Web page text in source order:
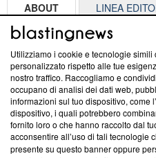
ABOUT LINEA
Questa sezione offre
News, sui nostri processi
creare news di qualità. Inoltre,
‘Trust Project - News with
ancora membro del
parte; Trust Project non ha
conformità agli standard.
Utilizziamo i cookie e tecnologie
personalizzato rispetto alle tue
nostro traffico. Raccogliamo e
occupano di analisi dei dati web,
informazioni sul tuo dispositivo, come
dispositivo, i quali potrebbero
fornito loro o che hanno raccolto dal
acconsentire all’uso di tali tecnologie
presente su questo banner oppure